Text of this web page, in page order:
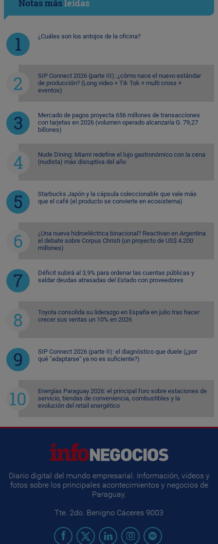
Notas másleídas
¿Cuáles son los antojos de la oficina?
SIP Connect 2026 (parte III): ¿cómo nace el nuevo estándar
de producción? (Long video + Tik Tok + multi cross +
eventos)
Mercado de pagos proyecta 656 millones de transacciones
con tarjetas en 2026 (volumen operado alcanzaría G. 79,27
billones)
Nude Dining: Miami redefine el lujo gastronómico con la cena
(nudista) más disruptiva del año
Starbucks Japón y la cápsula coleccionable que vale más
que el café (el producto se convierte en ecosistema)
¿Una nueva hidroeléctrica binacional? Reactivan en Argentina
el debate sobre Corpus Christi (un proyecto de US$ 4.200
millones)
Déficit subirá al 3,9% para ordenar las cuentas públicas y
saldar deudas atrasadas del Estado con proveedores
Toyota consolida su liderazgo en España en julio tras hacer
crecer sus ventas un 10% en 2026
SIP Connect 2026 (parte II): el diagnóstico que duele (¿por
qué "adaptarse" ya no es suficiente?)
Energías Paraguay 2026: el principal foro sobre estaciones de
servicio, tiendas de conveniencia, combustibles y la
evolución del retail energético
Diario digital del mundo empresarial. Información, videos y
fotos sobre los principales acontecimientos y negocios de
Paraguay.
Tte. 2do. Benigno Cáceres 9003